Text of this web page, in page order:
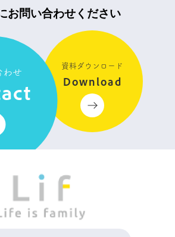
お問い合わせください
わせ
資料ダウンロード
Download